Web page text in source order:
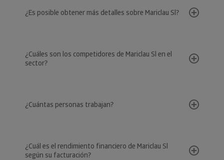
¿Es posible obtener más detalles sobre Mariclau Sl?
¿Cuáles son los competidores de Mariclau Sl en el
sector?
¿Cuántas personas trabajan?
¿Cuál es el rendimiento financiero de Mariclau Sl
según su facturación?